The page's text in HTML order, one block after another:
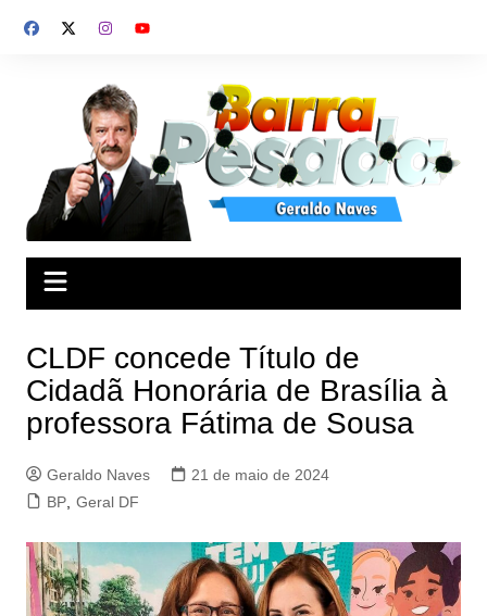
para
CLDF concede Título de
Cidadã Honorária de Brasília à
professora Fátima de Sousa
Geraldo Naves
21 de maio de 2024
BP, Geral DF